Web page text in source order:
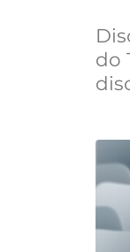
do